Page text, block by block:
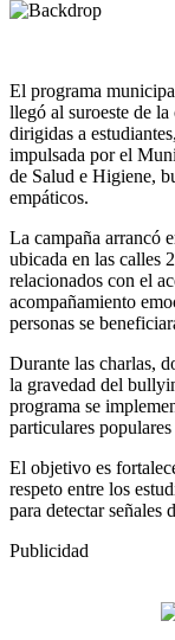
El programa
llegó al suroeste de
dirigidas a
impulsada por el
de Salud e Higiene,
empáticos.
La campaña arrancó
ubicada en las calles
relacionados con el
acompañamiento
personas se
Durante las charlas,
la gravedad del
programa se
particulares
El objetivo es
respeto entre los
para detectar señales
Publicidad